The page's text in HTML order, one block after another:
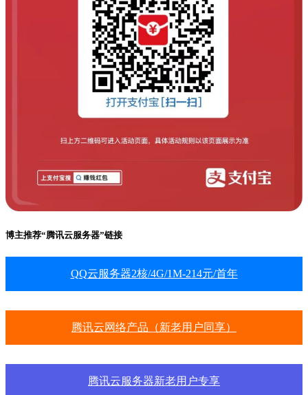
博主推荐“腾讯云服务器”链接
QQ云服务器2核/4G/1M-214元/首年
腾讯云网络产品（新老用户同享）
腾讯云服务器新老用户专享